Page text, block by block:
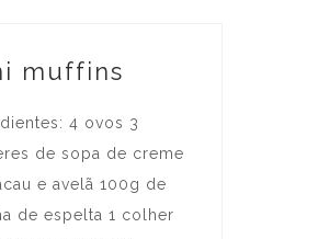
muffins
4 ovos 3
de sopa de creme
e avelã 100g de
de espelta 1 colher